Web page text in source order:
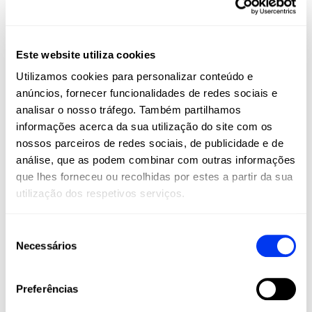
Este website utiliza cookies
Utilizamos cookies para personalizar conteúdo e
anúncios, fornecer funcionalidades de redes sociais e
analisar o nosso tráfego. Também partilhamos
informações acerca da sua utilização do site com os
nossos parceiros de redes sociais, de publicidade e de
análise, que as podem combinar com outras informações
que lhes forneceu ou recolhidas por estes a partir da sua
utilização dos respetivos serviços.
Necessários
Preferências
FIBERGLASS
Toque suave, maior conforto e excelente saída de bola em
todas as tacadas
DETAILS
Level: Advanced
Thickness: